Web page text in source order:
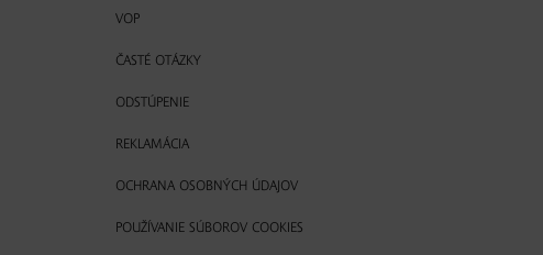
VOP
ČASTÉ OTÁZKY
ODSTÚPENIE
REKLAMÁCIA
OCHRANA OSOBNÝCH ÚDAJOV
POUŽÍVANIE SÚBOROV COOKIES